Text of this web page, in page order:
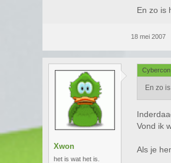
Z: 8015
En zo is
18 mei 2007
Xwon
het is wat het is.
Cybercon
En zo
Vond ik
Als je